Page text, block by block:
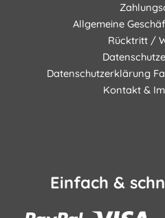
Allgemeine
Rücktritt /
Datenschutzerklärung
Kontakt &
Einfach &